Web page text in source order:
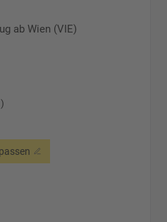
ab Wien (VIE)